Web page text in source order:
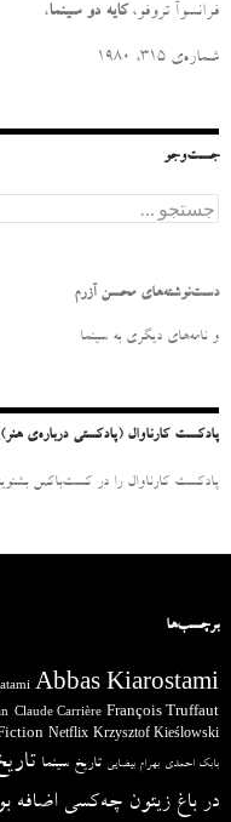
فرانسوآ تروفو، کایه دو سینما،
شماره‌ی ۳۱۵، ۱۹۸۰
جست‌وجو
ج
س
و
ر
دست‌نوشته‌های محسن آزرم
و نامه‌‌های دیگری به سینما
پادکست کارناوال (پادکستی درباره‌ی هنر)
پادکست کارناوال را در کست‌باکس
برچسب‌ها
Abbas Kiarostami
François Truffaut
Claude Carrière
Krzysztof Kieślowski
Netflix
بابک احمدی بهرام بیضایی تاریخ سینما
در باغ زیتون چه‌کسی اضافه